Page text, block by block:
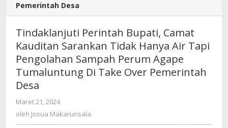
Pemerintah Desa
Tindaklanjuti Perintah Bupati, Camat
Kauditan Sarankan Tidak Hanya Air Tapi
Pengolahan Sampah Perum Agape
Tumaluntung Di Take Over Pemerintah
Desa
Maret 21, 2024
Josua
oleh Josua Makarunsala